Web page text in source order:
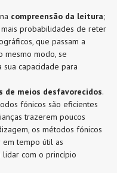
compreensão da leitura;
probabilidades de reter
que passam a
mesmo modo, se
capacidade para
de meios desfavorecidos.
fónicos são eficientes
trazerem poucos
os métodos fónicos
em tempo útil as
lidar com o princípio